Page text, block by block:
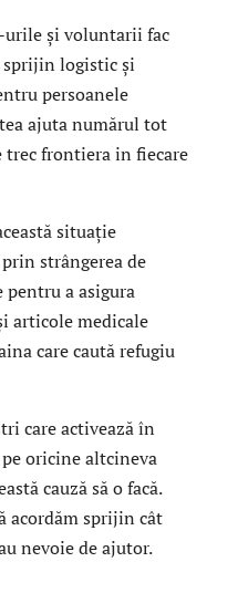
și voluntarii fac
sprijin logistic și
persoanele
ajuta numărul tot
trec frontiera in fiecare
situație
strângerea de
a asigura
articole medicale
care caută refugiu
care activează în
oricine altcineva
cauză să o facă.
acordăm sprijin cât
nevoie de ajutor.